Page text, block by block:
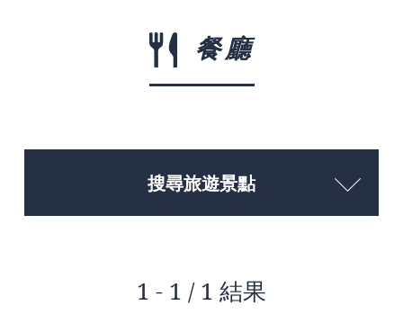
餐廳
搜尋旅遊景點
1 - 1 / 1 結果